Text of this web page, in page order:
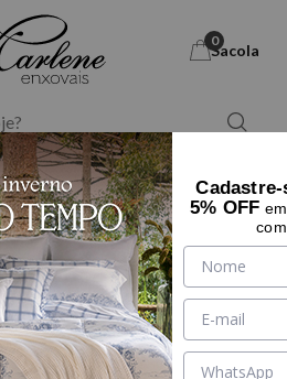
0
Sacola
Ordernar Por
Cadastre-
5% OFF